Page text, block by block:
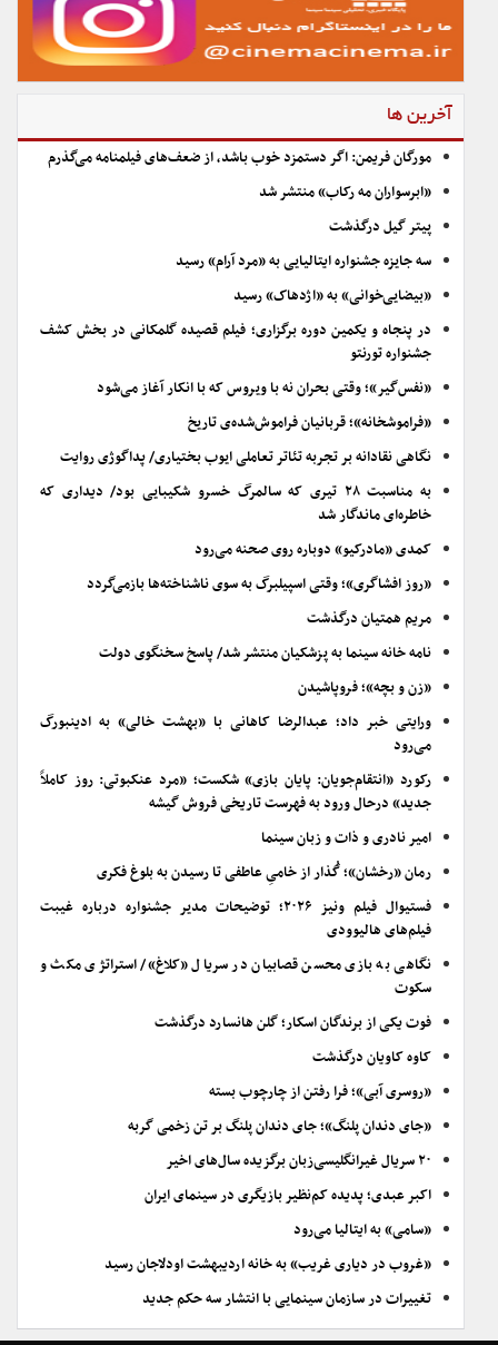
آخرین ها
مورگان فریمن: اگر دستمزد خوب باشد، از ضعف‌های فیلمنامه می‌گذرم
«ابرسواران مه رکاب» منتشر شد
پیتر گیل درگذشت
سه جایزه جشنواره ایتالیایی به «مرد آرام» رسید
«بیضایی‌خوانی» به «اژدهاک» رسید
در پنجاه و یکمین دوره برگزاری؛ فیلم قصیده گلمکانی در بخش کشف
جشنواره تورنتو
«نفس‌گیر»؛ وقتی بحران نه با ویروس که با انکار آغاز می‌شود
«فراموشخانه»؛ قربانیان فراموش‌شده‌ی تاریخ
نگاهی نقادانه بر تجربه تئاتر تعاملی ایوب بختیاری/ پداگوژی روایت
به مناسبت ۲۸ تیری که سالمرگ خسرو شکیبایی بود/ دیداری که
خاطره‌ای ماندگار شد
کمدی «مادرکیو» دوباره روی صحنه می‌رود
«روز افشاگری»؛ وقتی اسپیلبرگ به سوی ناشناخته‌ها بازمی‌گردد
مریم همتیان درگذشت
نامه خانه سینما به پزشکیان منتشر شد/ پاسخ سخنگوی دولت
«زن و بچه»؛ فروپاشیدن
ورایتی خبر داد؛ عبدالرضا کاهانی با «بهشت خالی» به ادینبورگ
می‌رود
رکورد «انتقام‌جویان: پایان بازی» شکست؛ «مرد عنکبوتی: روز کاملاً
جدید» درحال ورود به فهرست تاریخی فروش گیشه
امیر نادری و ذات و زبان سینما
رمان «رخشان»؛ گُذار از خامیِ عاطفی تا رسیدن به بلوغ فکری
فستیوال فیلم ونیز ۲۰۲۶؛ توضیحات مدیر جشنواره درباره غیبت
فیلم‌های هالیوودی
نگاهی به بازی محسن قصابیان در سریال «کلاغ»/ استراتژی مکث و
سکوت
فوت یکی از برندگان اسکار؛ گلن هانسارد درگذشت
کاوه کاویان درگذشت
«روسری آبی»؛ فرا رفتن از چارچوب بسته
«جای دندان پلنگ»؛ جای دندان پلنگ بر تن زخمی گربه
۲۰ سریال غیرانگلیسی‌زبان برگزیده سال‌های اخیر
اکبر عبدی؛ پدیده کم‌نظیر بازیگری در سینمای ایران
«سامی» به ایتالیا می‌رود
«غروب در دیاری غریب» به خانه اردیبهشت اودلاجان رسید
تغییرات در سازمان سینمایی با انتشار سه حکم جدید